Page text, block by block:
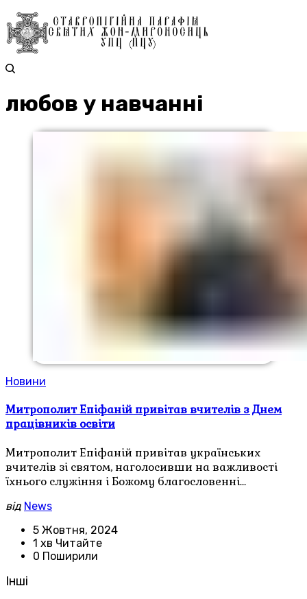
любов у навчанні
Новини
Митрополит Епіфаній привітав вчителів з Днем
працівників освіти
Митрополит Епіфаній привітав українських
вчителів зі святом, наголосивши на важливості
їхнього служіння і Божому благословенні…
від News
5 Жовтня, 2024
1 хв Читайте
0 Поширили
Інші